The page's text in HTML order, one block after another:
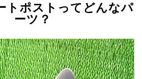
トポストってどんなパ
ーツ？